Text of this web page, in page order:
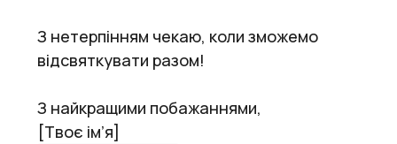
З нетерпінням чекаю, коли зможемо
відсвяткувати разом!
З найкращими побажаннями,
[Твоє ім’я]